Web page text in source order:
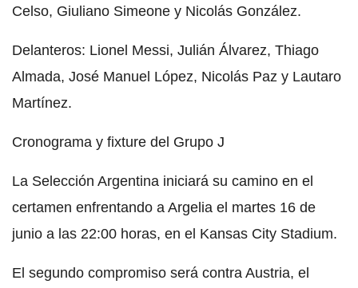
Celso, Giuliano Simeone y Nicolás González.
Delanteros: Lionel Messi, Julián Álvarez, Thiago
Almada, José Manuel López, Nicolás Paz y Lautaro
Martínez.
Cronograma y fixture del Grupo J
La Selección Argentina iniciará su camino en el
certamen enfrentando a Argelia el martes 16 de
junio a las 22:00 horas, en el Kansas City Stadium.
El segundo compromiso será contra Austria, el